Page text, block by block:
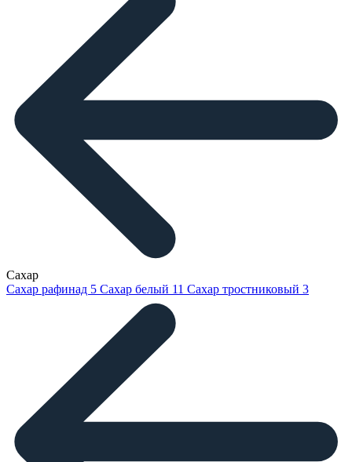
Сахар
Сахар рафинад 5 Сахар белый 11 Сахар тростниковый 3